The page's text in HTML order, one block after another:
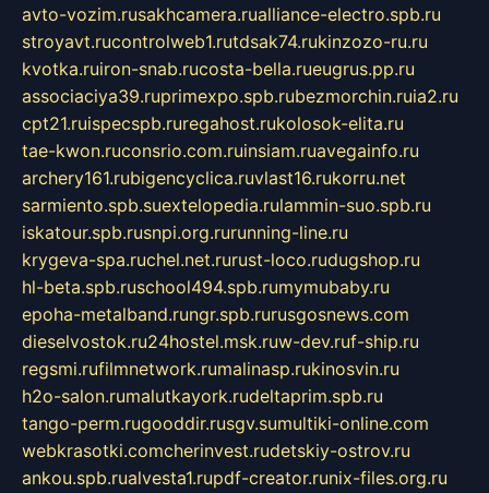
avto-vozim.rusakhcamera.rualliance-electro.spb.ru
stroyavt.rucontrolweb1.rutdsak74.rukinzozo-ru.ru
kvotka.ruiron-snab.rucosta-bella.rueugrus.pp.ru
associaciya39.ruprimexpo.spb.rubezmorchin.ruia2.ru
cpt21.ruispecspb.ruregahost.rukolosok-elita.ru
tae-kwon.ruconsrio.com.ruinsiam.ruavegainfo.ru
archery161.rubigencyclica.ruvlast16.rukorru.net
sarmiento.spb.suextelopedia.rulammin-suo.spb.ru
iskatour.spb.rusnpi.org.rurunning-line.ru
krygeva-spa.ruchel.net.rurust-loco.rudugshop.ru
hl-beta.spb.ruschool494.spb.rumymubaby.ru
epoha-metalband.rungr.spb.rurusgosnews.com
dieselvostok.ru24hostel.msk.ruw-dev.ruf-ship.ru
regsmi.rufilmnetwork.rumalinasp.rukinosvin.ru
h2o-salon.rumalutkayork.rudeltaprim.spb.ru
tango-perm.rugooddir.rusgv.sumultiki-online.com
webkrasotki.comcherinvest.rudetskiy-ostrov.ru
ankou.spb.rualvesta1.rupdf-creator.runix-files.org.ru